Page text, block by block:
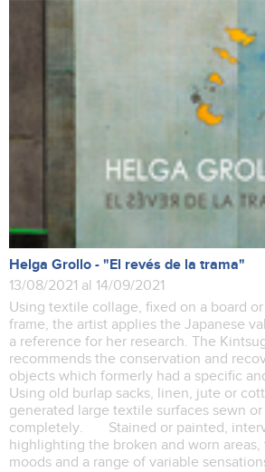
Helga Grollo - "El revés de la trama"
13/08/2021 al 14/09/2021
Using textile collage, fixed on a board
frame, the artist applies the Japanese
a reference for her research. The
recommends the conservation and
objects which formerly had a specific
Using old burlap sacks, linen, jute or
generated large textile surfaces sewn
completely. Stained or painted,
highlighting the broken and worn
moods and a range of variable